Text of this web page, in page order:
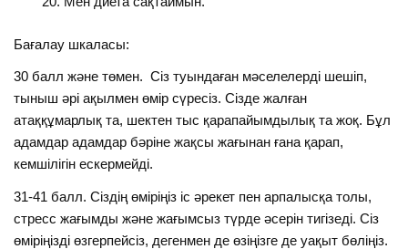
Бағалау шкаласы:
30 балл және төмен. Сіз туындаған мәселелерді шешіп,
тыныш әрі ақылмен өмір сүресіз. Сізде жалған
атаққұмарлық та, шектен тыс қарапайымдылық та жоқ. Бұл
адамдар адамдар бәріне жақсы жағынан ғана қарап,
кемшілігін ескермейді.
31-41 балл. Сіздің өміріңіз іс әрекет пен арпалысқа толы,
стресс жағымды және жағымсыз түрде әсерін тигізеді. Сіз
өміріңізді өзгерпейсіз, дегенмен де өзіңізге де уақыт бөліңіз.